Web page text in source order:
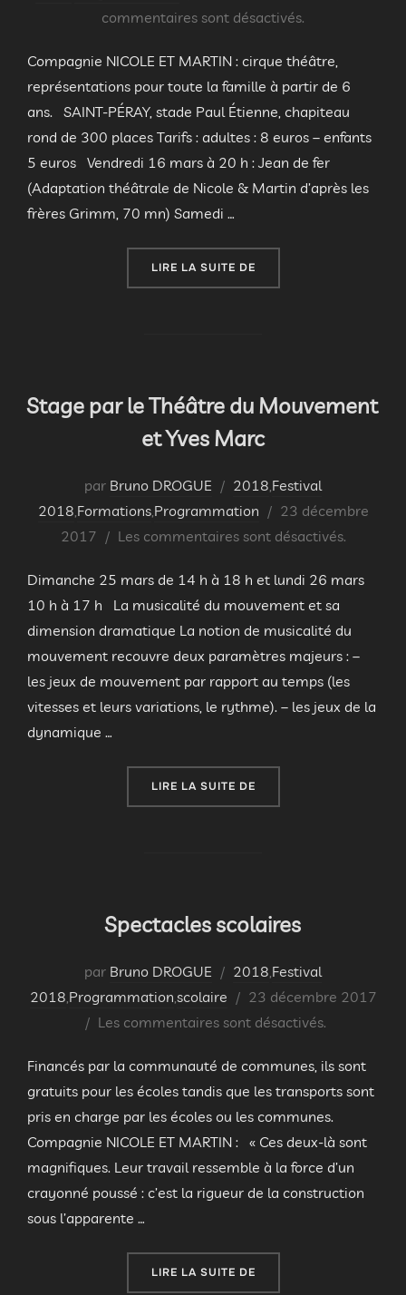
le
commentaires sont désactivés.
Compagnie NICOLE ET MARTIN : cirque théâtre,
représentations pour toute la famille à partir de 6
ans. SAINT-PÉRAY, stade Paul Étienne, chapiteau
rond de 300 places Tarifs : adultes : 8 euros – enfants
5 euros Vendredi 16 mars à 20 h : Jean de fer
(Adaptation théâtrale de Nicole & Martin d’après les
frères Grimm, 70 mn) Samedi …
LIRE LA SUITE DE« SPECTACLES TOUT
Stage par le Théâtre du Mouvement
et Yves Marc
par Bruno DROGUE 2018,Festival
2018,Formations,Programmation
Publié
le
23 décembre
2017
Les commentaires sont désactivés.
Dimanche 25 mars de 14 h à 18 h et lundi 26 mars
10 h à 17 h La musicalité du mouvement et sa
dimension dramatique La notion de musicalité du
mouvement recouvre deux paramètres majeurs : –
les jeux de mouvement par rapport au temps (les
vitesses et leurs variations, le rythme). – les jeux de la
dynamique …
LIRE LA SUITE DE« STAGE PAR LE
Spectacles scolaires
par Bruno DROGUE 2018,Festival
2018,Programmation,scolaire
Publié
le
23 décembre 2017
Les commentaires sont désactivés.
Financés par la communauté de communes, ils sont
gratuits pour les écoles tandis que les transports sont
pris en charge par les écoles ou les communes.
Compagnie NICOLE ET MARTIN : « Ces deux-là sont
magnifiques. Leur travail ressemble à la force d’un
crayonné poussé : c’est la rigueur de la construction
sous l’apparente …
LIRE LA SUITE DE« SPECTACLES